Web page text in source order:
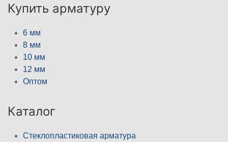
Купить арматуру
6 мм
8 мм
10 мм
12 мм
Оптом
Каталог
Стеклопластиковая арматура